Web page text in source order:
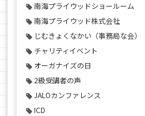
南海プライウッドショールーム
南海プライウッド株式会社
じむきょくなかい（事務局な会）
チャリティイベント
オーガナイズの日
2級受講者の声
JALOカンファレンス
ICD